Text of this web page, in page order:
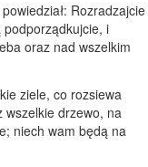
Rozradzajcie
podporządkujcie, i
oraz nad wszelkim
ziele, co rozsiewa
wszelkie drzewo, na
niech wam będą na